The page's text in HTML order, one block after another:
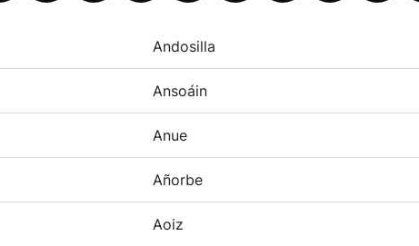
Andosilla
Ansoáin
Anue
Añorbe
Aoiz